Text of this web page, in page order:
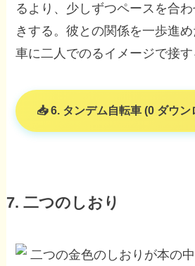
るより、少しずつペースを合
きする。彼との関係を一歩進
車に二人でのるイメージで接
6. タンデム自転車 (0 ダウン
7. 二つのしおり